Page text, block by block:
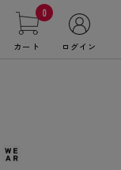
0
カート ログイン